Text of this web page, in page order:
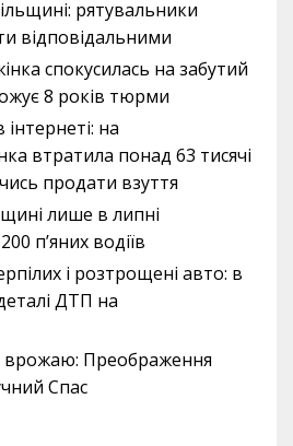
рятувальники
відповідальними
спокусилась на забутий
8 років тюрми
на
втратила понад 63 тисячі
продати взуття
лише в липні
п’яних водіїв
і розтрощені авто: в
ДТП на
врожаю: Преображення
Спас